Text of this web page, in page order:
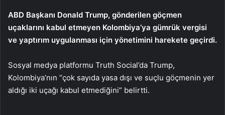
ABD Başkanı Donald Trump, gönderilen göçmen
uçaklarını kabul etmeyen Kolombiya’ya gümrük vergisi
ve yaptırım uygulanması için yönetimini harekete geçirdi.
Sosyal medya platformu Truth Social’da Trump,
Kolombiya’nın “çok sayıda yasa dışı ve suçlu göçmenin yer
aldığı iki uçağı kabul etmediğini” belirtti.